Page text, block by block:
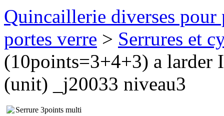
Quincaillerie diverses pour
portes verre > Serrures et
(10points=3+4+3) a larder
(unit) _j20033 niveau3